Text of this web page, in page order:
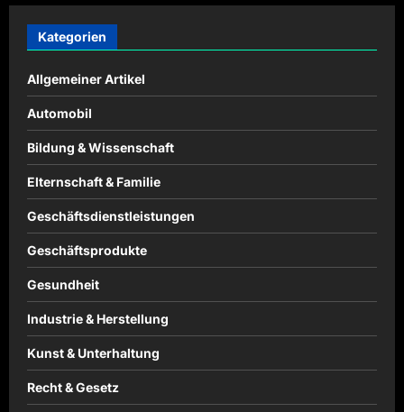
Kategorien
Allgemeiner Artikel
Automobil
Bildung & Wissenschaft
Elternschaft & Familie
Geschäftsdienstleistungen
Geschäftsprodukte
Gesundheit
Industrie & Herstellung
Kunst & Unterhaltung
Recht & Gesetz